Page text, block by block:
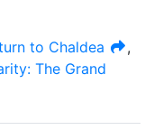
to Chaldea
,
The Grand